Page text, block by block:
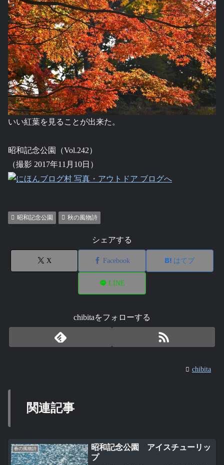
いい紅葉を見ることが出来た。
昭和記念公園（Vol.242）
（撮影 2017年11月10日）
昭和記念公園 秋の風物詩
シェアする
X Facebook はてブ
LINE
chibitaをフォローする
chibita
関連記事
春の風物詩
昭和記念公園 アイスチューリッ
プ